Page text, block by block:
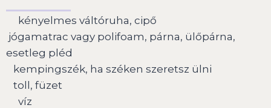
kényelmes váltóruha, cipő
jógamatrac vagy polifoam, párna, ülőpárna,
esetleg pléd
kempingszék, ha széken szeretsz ülni
toll, füzet
víz